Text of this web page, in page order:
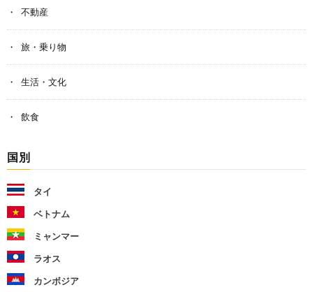
不動産
旅・乗り物
生活・文化
飲食
国別
タイ
ベトナム
ミャンマー
ラオス
カンボジア